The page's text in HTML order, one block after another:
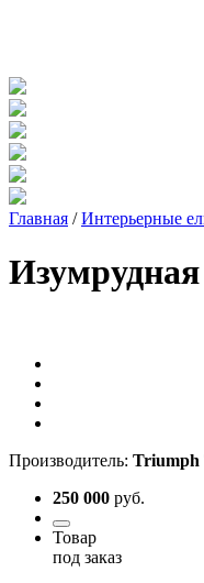
Главная / Интерьерные
Производитель: Triumph
250 000 руб.
Товар
под заказ